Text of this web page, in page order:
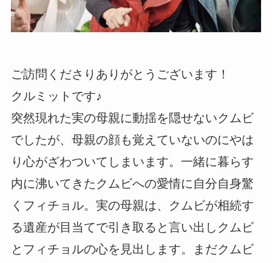
ご訪問くださりありがとうございます！
クルミットです♪
突然現れた実の母親に動揺を隠せないクムビ
でしたが、母親の顔も覚えていないのにやは
り心がざわついてしまいます。一緒に暮らす
内に沸いてきたクムビへの愛情に自分自身驚
くフィチョル。実の母親は、クムビが相続す
る遺産が目当てで引き取ると言い出しクムビ
とフィチョルの心を見出します。まだクムビ